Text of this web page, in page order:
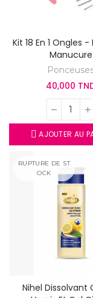
Kit 18 En 1 Ongles
Manucure
40,000
AJOUTER AU
RUPTURE DE ST
OCK
Nihel Dissolvant